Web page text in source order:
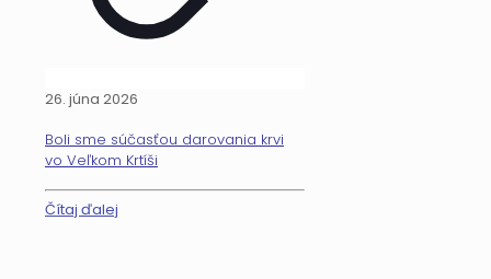
26. júna 2026
Boli sme súčasťou darovania krvi
vo Veľkom Krtíši
Čítaj ďalej